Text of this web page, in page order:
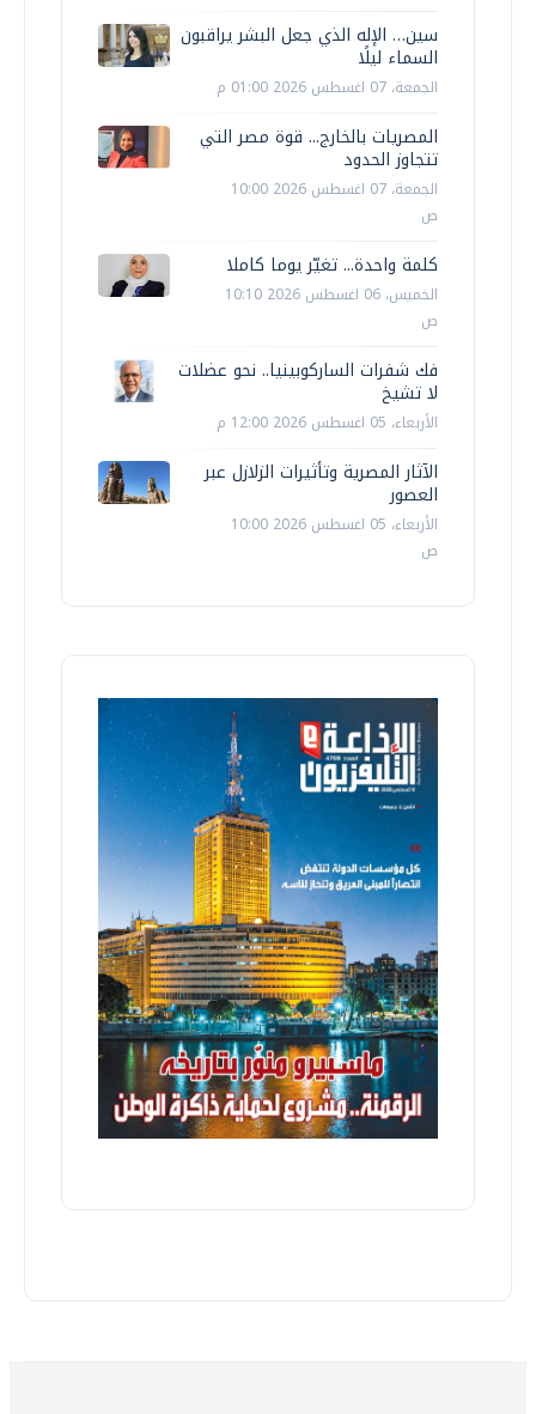
سين… الإله الذي جعل البشر يراقبون
السماء ليلًا
الجمعة، 07 اغسطس 2026 01:00 م
المصريات بالخارج... قوة مصر التي
تتجاوز الحدود
الجمعة، 07 اغسطس 2026 10:00
ص
كلمة واحدة... تغيّر يوما كاملا
الخميس، 06 اغسطس 2026 10:10
ص
فك شفرات الساركوبينيا.. نحو عضلات
لا تشيخ
الأربعاء، 05 اغسطس 2026 12:00 م
الآثار المصرية وتأثيرات الزلازل عبر
العصور
الأربعاء، 05 اغسطس 2026 10:00
ص